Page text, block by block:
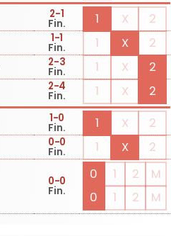
2-1
Fin. 1 X 2
1-1
Fin. 1 X 2
2-3
Fin. 1 X 2
2-4
Fin. 1 X 2
1-0
Fin. 1 X 2
0-0
Fin. 1 X 2
0-0
Fin.
0 1 2
M
0
1 2 M